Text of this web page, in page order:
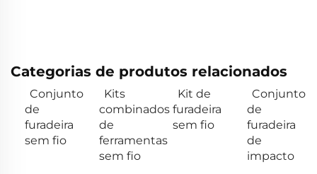
Categorias de produtos relacionados
Conjunto
de
furadeira
sem fio
Kits
combinados
de
ferramentas
sem fio
Kit de
furadeira
sem fio
Conjunto
de
furadeira
de
impacto